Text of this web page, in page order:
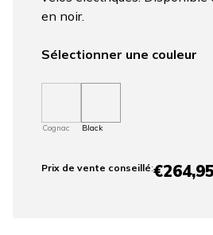
en noir.
Sélectionner une couleur
Cognac Black
Prix ​​de vente conseillé:€264,95